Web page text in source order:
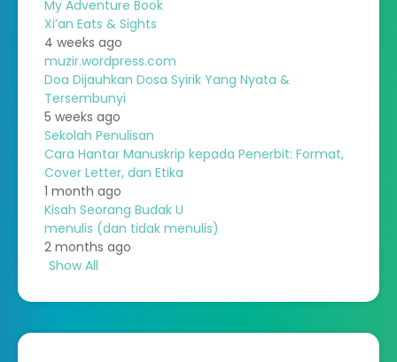
My Adventure Book
Xi’an Eats & Sights
4 weeks ago
muzir.wordpress.com
Doa Dijauhkan Dosa Syirik Yang Nyata &
Tersembunyi
5 weeks ago
Sekolah Penulisan
Cara Hantar Manuskrip kepada Penerbit: Format,
Cover Letter, dan Etika
1 month ago
Kisah Seorang Budak U
menulis (dan tidak menulis)
2 months ago
Show All